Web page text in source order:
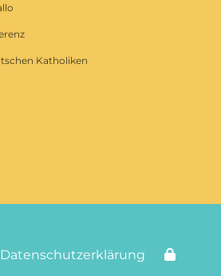
Katholiken
Datenschutzerklärung